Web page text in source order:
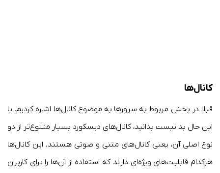
کانال‌ها
قبلا در بخش مربوط به سرورها به موضوع کانال‌ها اشاره کردیم. با
این حال بد نیست بدانید، کانال‌های دیسکورد بسیار متنوع‌تر از دو
نوع اصلی آن، یعنی کانال‌های متنی و صوتی هستند. این کانال‌ها
هرکدام قابلیت‌های ویژه‌ای دارند که استفاده‌ از آن‌ها را برای کاربران